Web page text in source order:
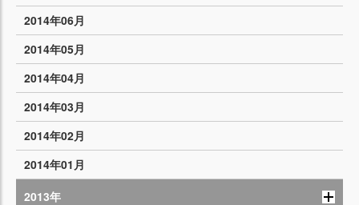
2014年06月
2014年05月
2014年04月
2014年03月
2014年02月
2014年01月
2013年